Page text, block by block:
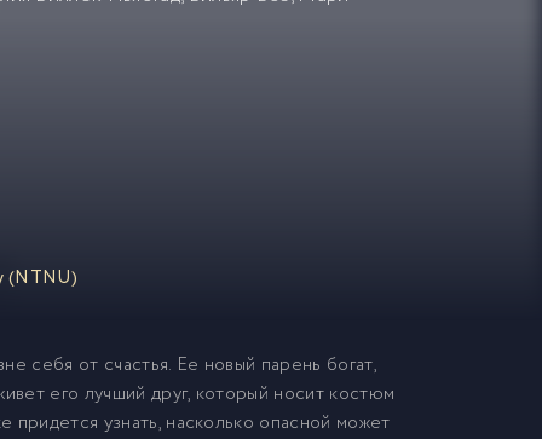
(NTNU)
себя от счастья. Ее новый парень богат,
его лучший друг, который носит костюм
придется узнать, насколько опасной может